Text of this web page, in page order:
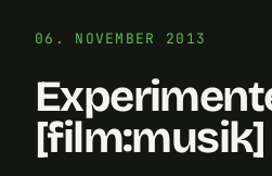
06. NOVEMBER 2013
[film:musik]